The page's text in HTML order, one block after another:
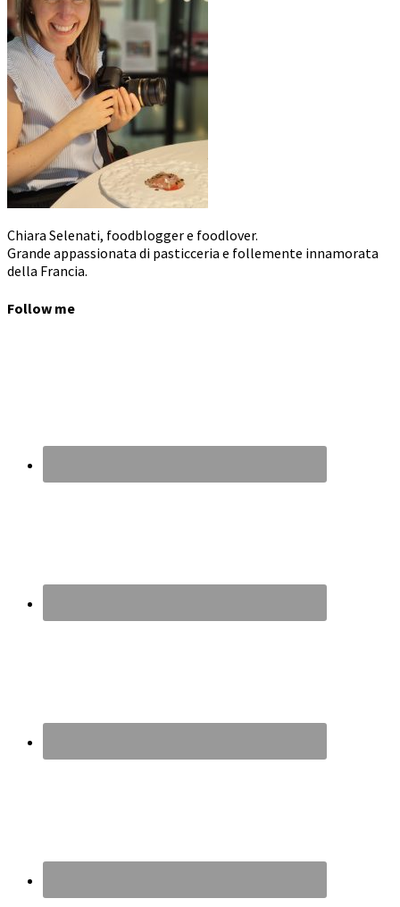
Chiara Selenati, foodblogger e foodlover.
Grande appassionata di pasticceria e follemente innamorata
della Francia.
Follow me